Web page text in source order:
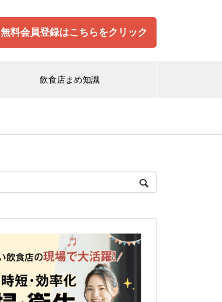
無料会員登録はこちらをクリック
飲食店まめ知識